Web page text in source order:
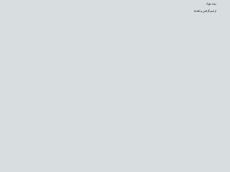
رشد نوزاد
از شیر گرفتن و تغذیه